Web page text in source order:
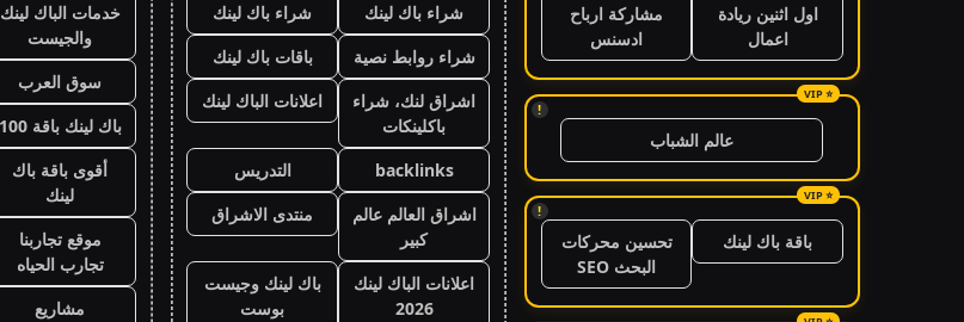
اول اثنين ريادة
اعمال
مشاركة ارباح
ادسنس
!
عالم الشباب
!
باقة باك لينك
تحسين محركات
البحث SEO
شراء باك لينك
شراء باك لينك
شراء روابط نصية
باقات باك لينك
اشراق لنك، شراء
باكلينكات
اعلانات الباك لينك
backlinks
التدريس
اشراق العالم عالم
كبير
منتدى الاشراق
اعلانات الباك لينك
2026
باك لينك وجيست
بوست
خدمات الباك لينك
والجيست
سوق العرب
باك لينك باقة 100
أقوى باقة باك
لينك
موقع تجاربنا
تجارب الحياه
مشاريع